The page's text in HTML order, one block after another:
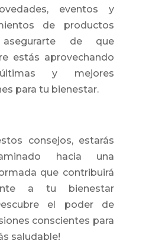
eventos y
de productos
de que
estás aprovechando
y mejores
para tu bienestar.
consejos, estarás
hacia una
que contribuirá
a tu bienestar
el poder de
conscientes para
saludable!